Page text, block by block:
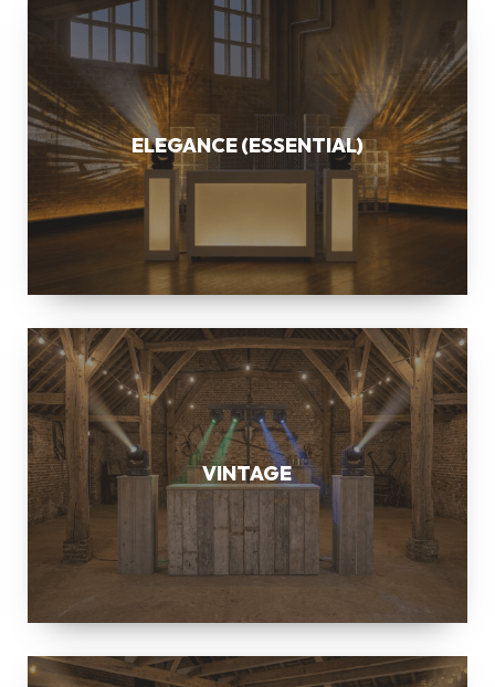
ELEGANCE (ESSENTIAL)
ELEGANCE
VINTAGE
VINTAGE
BOTANIC